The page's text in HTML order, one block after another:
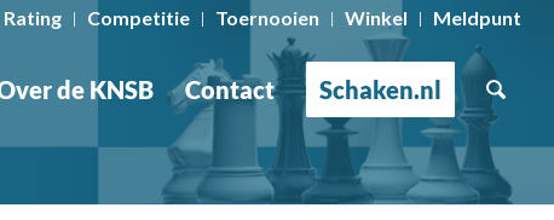
Rating Competitie Toernooien Winkel Meldpunt
de KNSB Contact Schaken.nl